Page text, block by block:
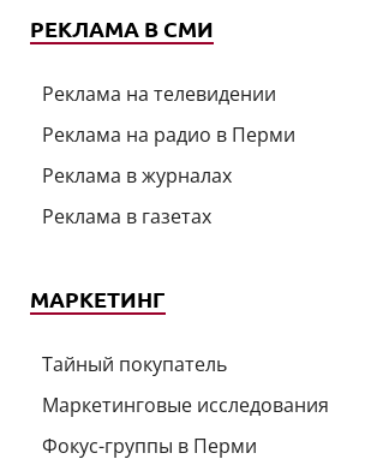
РЕКЛАМА В СМИ
Реклама на телевидении
Реклама на радио в Перми
Реклама в журналах
Реклама в газетах
МАРКЕТИНГ
Тайный покупатель
Маркетинговые исследования
Фокус-группы в Перми